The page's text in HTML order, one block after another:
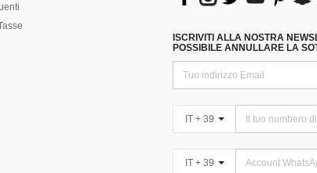
ISCRIVITI ALLA NOSTRA
POSSIBILE ANNULLARE LA
IT + 39
IT + 39